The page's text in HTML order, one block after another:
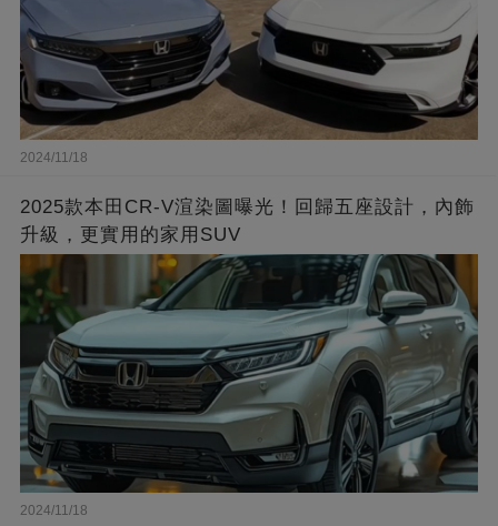
2024/11/18
2025款本田CR-V渲染圖曝光！回歸五座設計，內飾
升級，更實用的家用SUV
2024/11/18